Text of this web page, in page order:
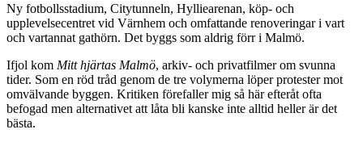
Ny fotbollsstadium, Citytunneln, Hylliearenan, köp- och
upplevelsecentret vid Värnhem och omfattande renoveringar i vart
och vartannat gathörn. Det byggs som aldrig förr i Malmö.
Ifjol kom Mitt hjärtas Malmö, arkiv- och privatfilmer om svunna
tider. Som en röd tråd genom de tre volymerna löper protester mot
omvälvande byggen. Kritiken förefaller mig så här efteråt ofta
befogad men alternativet att låta bli kanske inte alltid heller är det
bästa.